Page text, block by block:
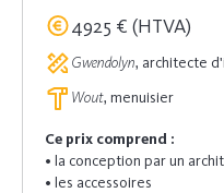
4925 € (HTVA)
Gwendolyn, architecte
Wout, menuisier
Ce prix comprend :
• la conception par un
• les accessoires